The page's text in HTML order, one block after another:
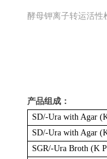
酵母钾离子转运活性
产品组成：
SD/-Ura with Agar
SD/-Ura with Agar
SGR/-Ura Broth (K